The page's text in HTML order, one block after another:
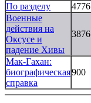
По разделу 4776
Военные
действия на
Оксусе и
падение Хивы
3876
Мак-Гахан:
биографическая
справка
900